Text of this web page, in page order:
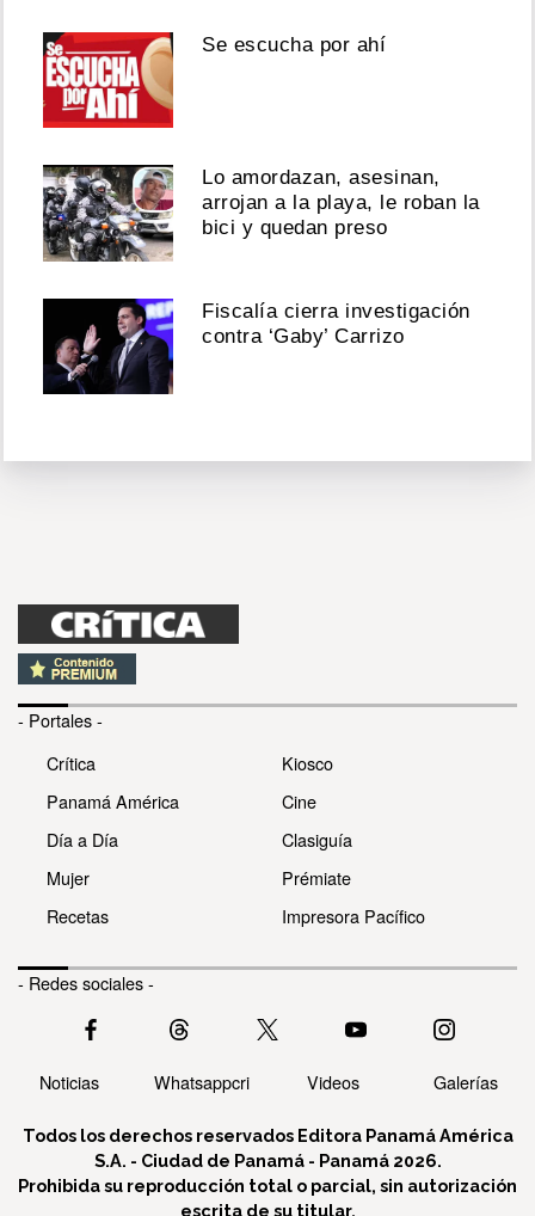
Se escucha por ahí
Lo amordazan, asesinan,
arrojan a la playa, le roban la
bici y quedan preso
Fiscalía cierra investigación
contra ‘Gaby’ Carrizo
- Portales -
Crítica
Panamá América
Día a Día
Mujer
Recetas
Kiosco
Cine
Clasiguía
Prémiate
Impresora Pacífico
- Redes sociales -
Noticias Whatsappcri Videos Galerías
Todos los derechos reservados Editora Panamá América
S.A. - Ciudad de Panamá - Panamá 2026.
Prohibida su reproducción total o parcial, sin autorización
escrita de su titular.